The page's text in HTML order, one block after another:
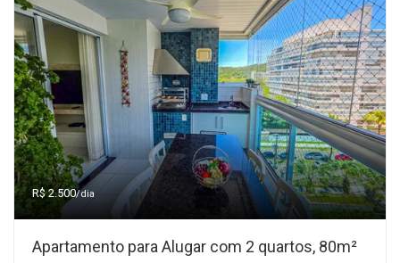
R$ 2.500/dia
Apartamento para Alugar com 2 quartos, 80m²